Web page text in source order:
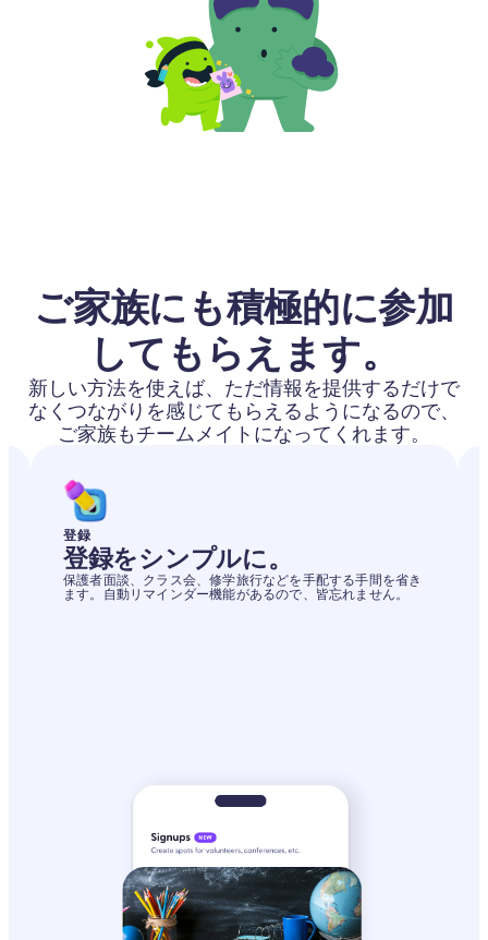
ご家族にも積極的に参加
してもらえます。
新しい方法を使えば、ただ情報を提供するだけで
なくつながりを感じてもらえるようになるので、
ご家族もチームメイトになってくれます。
登録
登録をシンプルに。
保護者面談、クラス会、修学旅行などを手配する手間を省き
ます。自動リマインダー機能があるので、皆忘れません。